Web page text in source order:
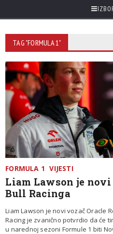
TAG "FORMULA 1"
FORMULA 1 VIJESTI
Liam Lawson je novi
Bull Racinga
Liam Lawson je novi vozač Oracle
Racing je zvanično potvrdio da će
u narednoj sezoni Formule 1 biti